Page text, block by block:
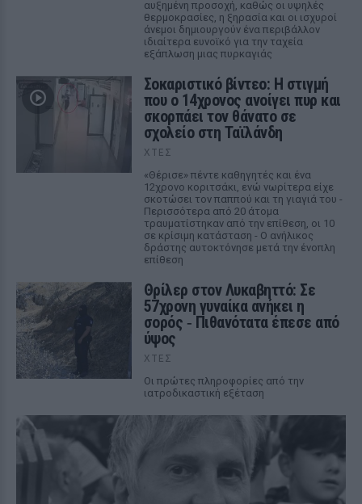
αυξημένη προσοχή, καθώς οι υψηλές
θερμοκρασίες, η ξηρασία και οι ισχυροί
άνεμοι δημιουργούν ένα περιβάλλον
ιδιαίτερα ευνοϊκό για την ταχεία
εξάπλωση μιας πυρκαγιάς
Σοκαριστικό βίντεο: Η στιγμή
που ο 14χρονος ανοίγει πυρ και
σκορπάει τον θάνατο σε
σχολείο στη Ταϊλάνδη
ΧΤΕΣ
«Θέρισε» πέντε καθηγητές και ένα
12χρονο κοριτσάκι, ενώ νωρίτερα είχε
σκοτώσει τον παππού και τη γιαγιά του -
Περισσότερα από 20 άτομα
τραυματίστηκαν από την επίθεση, οι 10
σε κρίσιμη κατάσταση - Ο ανήλικος
δράστης αυτοκτόνησε μετά την ένοπλη
επίθεση
Θρίλερ στον Λυκαβηττό: Σε
57χρονη γυναίκα ανήκει η
σορός ‑ Πιθανότατα έπεσε από
ύψος
ΧΤΕΣ
Οι πρώτες πληροφορίες από την
ιατροδικαστική εξέταση